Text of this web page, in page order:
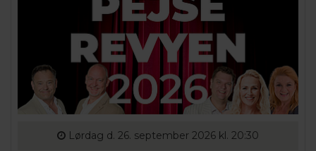
Lørdag d. 26. september 2026 kl. 20:30